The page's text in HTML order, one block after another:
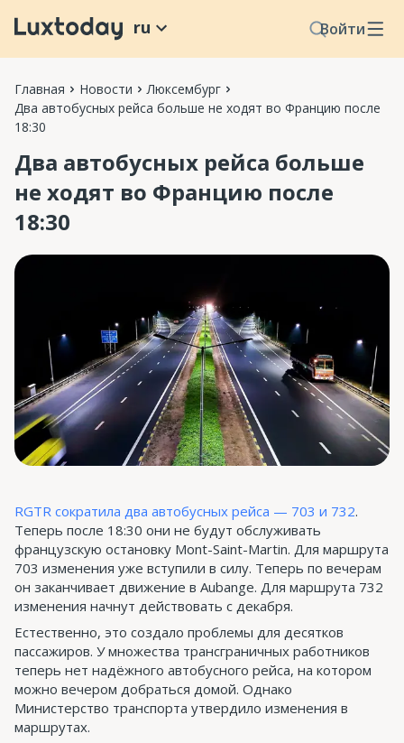
Войти
ru
Главная Новости
Люксембург
Два автобусных рейса больше не ходят во Францию после
18:30
Два автобусных рейса больше
не ходят во Францию после
18:30
RGTR сократила два автобусных рейса — 703 и 732.
Теперь после 18:30 они не будут обслуживать
французскую остановку Mont-Saint-Martin. Для маршрута
703 изменения уже вступили в силу. Теперь по вечерам
он заканчивает движение в Aubange. Для маршрута 732
изменения начнут действовать с декабря.
Естественно, это создало проблемы для десятков
пассажиров. У множества трансграничных работников
теперь нет надёжного автобусного рейса, на котором
можно вечером добраться домой. Однако
Министерство транспорта утвердило изменения в
маршрутах.